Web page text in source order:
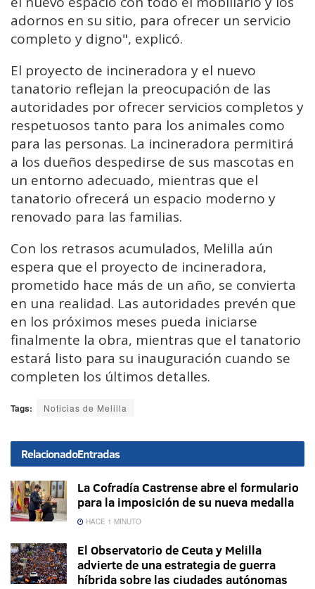
adornos en su sitio, para ofrecer un servicio
completo y digno", explicó.
El proyecto de incineradora y el nuevo
tanatorio reflejan la preocupación de las
autoridades por ofrecer servicios completos y
respetuosos tanto para los animales como
para las personas. La incineradora permitirá
a los dueños despedirse de sus mascotas en
un entorno adecuado, mientras que el
tanatorio ofrecerá un espacio moderno y
renovado para las familias.
Con los retrasos acumulados, Melilla aún
espera que el proyecto de incineradora,
prometido hace más de un año, se convierta
en una realidad. Las autoridades prevén que
en los próximos meses pueda iniciarse
finalmente la obra, mientras que el tanatorio
estará listo para su inauguración cuando se
completen los últimos detalles.
Tags: Noticias de Melilla
RelacionadoEntradas
La Cofradía Castrense abre el formulario
para la imposición de su nueva medalla
HACE 1 MINUTO
El Observatorio de Ceuta y Melilla
advierte de una estrategia de guerra
híbrida sobre las ciudades autónomas